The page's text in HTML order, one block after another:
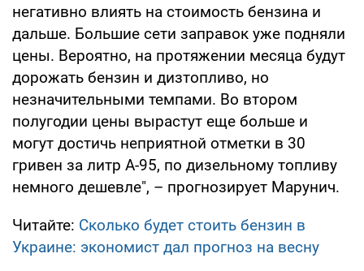
негативно влиять на стоимость бензина и
дальше. Большие сети заправок уже подняли
цены. Вероятно, на протяжении месяца будут
дорожать бензин и дизтопливо, но
незначительными темпами. Во втором
полугодии цены вырастут еще больше и
могут достичь неприятной отметки в 30
гривен за литр А-95, по дизельному топливу
немного дешевле", – прогнозирует Марунич.
Читайте: Сколько будет стоить бензин в
Украине: экономист дал прогноз на весну